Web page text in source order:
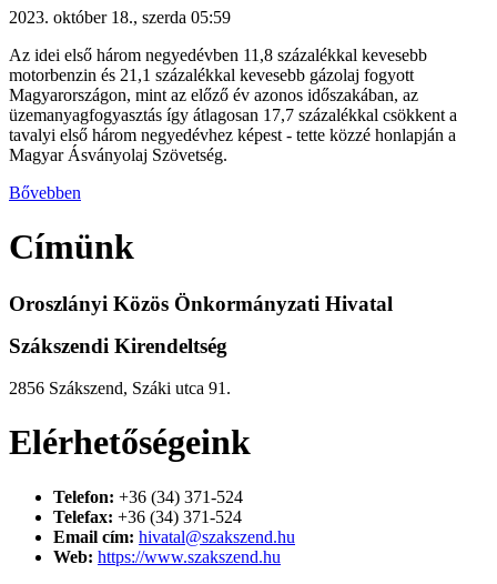
2023. október 18., szerda 05:59
Az idei első három negyedévben 11,8 százalékkal kevesebb
motorbenzin és 21,1 százalékkal kevesebb gázolaj fogyott
Magyarországon, mint az előző év azonos időszakában, az
üzemanyagfogyasztás így átlagosan 17,7 százalékkal csökkent a
tavalyi első három negyedévhez képest - tette közzé honlapján a
Magyar Ásványolaj Szövetség.
Bővebben
Címünk
Oroszlányi Közös Önkormányzati Hivatal
Szákszendi Kirendeltség
2856 Szákszend, Száki utca 91.
Elérhetőségeink
Telefon: +36 (34) 371-524
Telefax: +36 (34) 371-524
Email cím: hivatal@szakszend.hu
Web: https://www.szakszend.hu